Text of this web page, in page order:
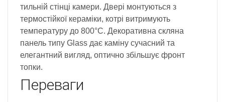
тильній стінці камери. Двері монтуються з
термостійкої кераміки, котрі витримують
температуру до 800°C. Декоративна скляна
панель типу Glass дає каміну сучасний та
елегантний вигляд, оптично збільшує фронт
топки.
Переваги